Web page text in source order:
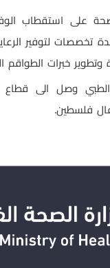
على استقطاب
لتوفير
خبرات الطواقم
وصل الى
فلسطين.